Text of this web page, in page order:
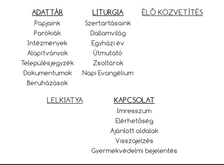
ADATTÁR
Papjaink
Parókiák
Intézmények
Alapítványok
Településjegyzék
Dokumentumok
Beruházások
LITURGIA
Szertartásaink
Dallamvilág
Egyházi év
Útmutató
Zsoltárok
Napi Evangélium
ÉLŐ KÖZVETÍTÉS
LELKIATYA KAPCSOLAT
Imresszum
Elérhetőség
Ajánlott oldalak
Visszajelzés
Gyermekvédelmi bejelentés